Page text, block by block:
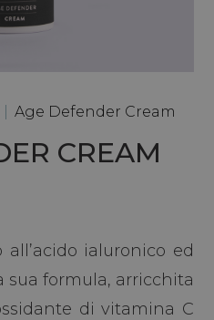
Age Defender Cream
CREAM
ialuronico ed
sua formula, arricchita
di vitamina C